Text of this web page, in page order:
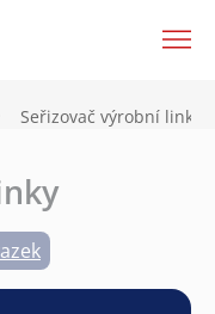
Seřizovač výrobní linky